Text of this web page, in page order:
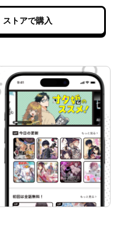
ストアで購入